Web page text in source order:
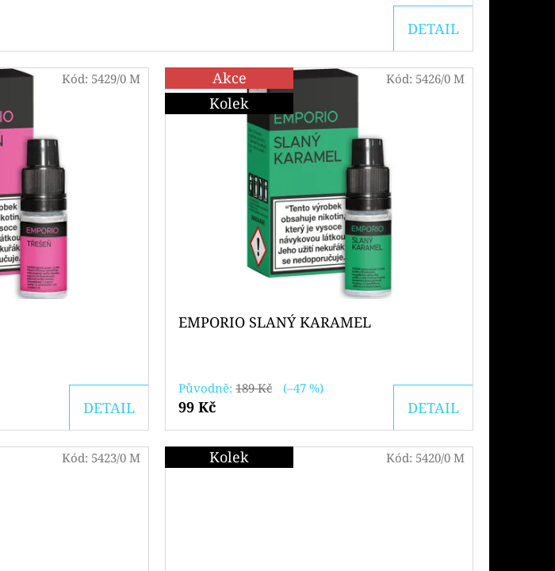
DETAIL
DETAIL
Kód: 5429/0 M
Akce
Kolek
EMPORIO SLANÝ KARAMEL
Původně: 189 Kč (–47 %)
99 Kč DETAIL
Kód: 5426/0 M
Kód: 5423/0 M Kolek Kód: 5420/0 M